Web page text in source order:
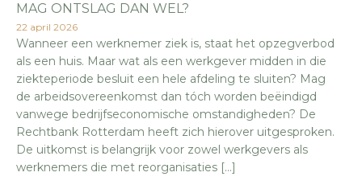
MAG ONTSLAG DAN WEL?
22 april 2026
Wanneer een werknemer ziek is, staat het opzegverbod
als een huis. Maar wat als een werkgever midden in die
ziekteperiode besluit een hele afdeling te sluiten? Mag
de arbeidsovereenkomst dan tóch worden beëindigd
vanwege bedrijfseconomische omstandigheden? De
Rechtbank Rotterdam heeft zich hierover uitgesproken.
De uitkomst is belangrijk voor zowel werkgevers als
werknemers die met reorganisaties […]